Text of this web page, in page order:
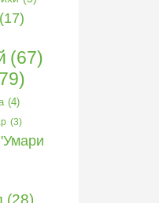
(17)
(67)
(4)
(3)
(28)